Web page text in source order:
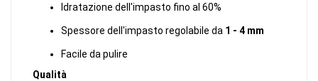
Idratazione dell'impasto fino al 60%
Spessore dell'impasto regolabile da 1 - 4 mm
Facile da pulire
Qualità